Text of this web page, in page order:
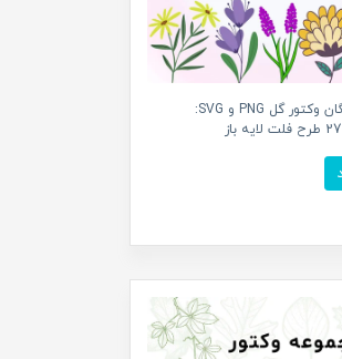
دانلود رایگان وکتور گل PNG و SVG: